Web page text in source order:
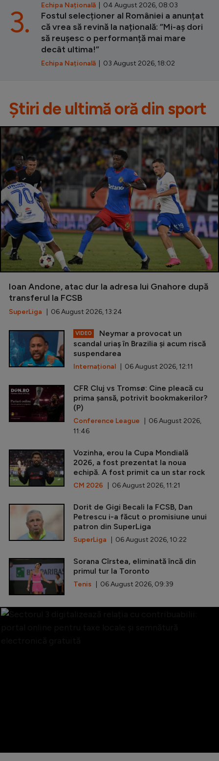
Echipa Națională | 04 August 2026, 08:03
Fostul selecționer al României a anunțat
că vrea să revină la națională: ”Mi-aș dori
să reușesc o performanță mai mare
decât ultima!”
Echipa Națională | 03 August 2026, 18:02
3.
Știri de ultimă oră din sport
Ioan Andone, atac dur la adresa lui Gnahore după
transferul la FCSB
SuperLiga | 06 August 2026, 13:24
VIDEO
Neymar a provocat un
scandal uriaș în Brazilia și acum riscă
suspendarea
Internațional | 06 August 2026, 12:11
CFR Cluj vs Tromsø: Cine pleacă cu
prima șansă, potrivit bookmakerilor?
(P)
Conference League | 06 August 2026,
11:46
Vozinha, erou la Cupa Mondială
2026, a fost prezentat la noua
echipă. A fost primit ca un star rock
CM 2026 | 06 August 2026, 11:21
Dorit de Gigi Becali la FCSB, Dan
Petrescu i-a făcut o promisiune unui
patron din SuperLiga
SuperLiga | 06 August 2026, 10:22
Sorana Cîrstea, eliminată încă din
primul tur la Toronto
Tenis | 06 August 2026, 09:39